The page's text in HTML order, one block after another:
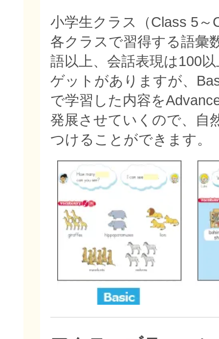
小学生クラス（Class 5～
各クラスで習得する語彙
語以上、会話表現は100
ゲットがありますが、
で学習した内容を
発展させていくので、自
つけることができます。